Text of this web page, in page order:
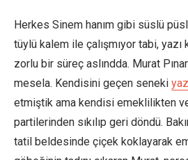
Herkes Sinem hanım gibi süslü
tüylü kalem ile çalışmıyor tabi,
zorlu bir süreç aslındda. Murat
mesela. Kendisini geçen seneki
etmiştik ama kendisi emeklilikten
partilerinden sıkılıp geri döndü.
tatil beldesinde çiçek koklayarak